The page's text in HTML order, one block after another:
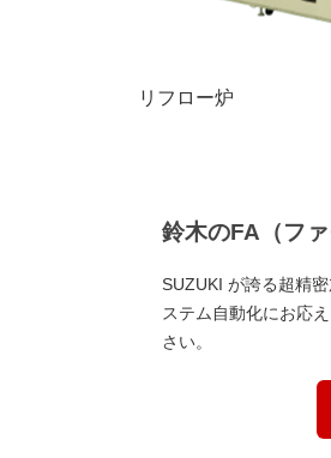
リフロー炉
鈴木のFA（フ
SUZUKI が誇る超精
ステム自動化にお応
さい。